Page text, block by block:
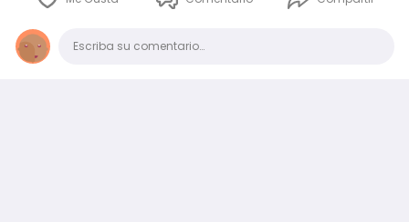
ComentarioEscriba su comentario…